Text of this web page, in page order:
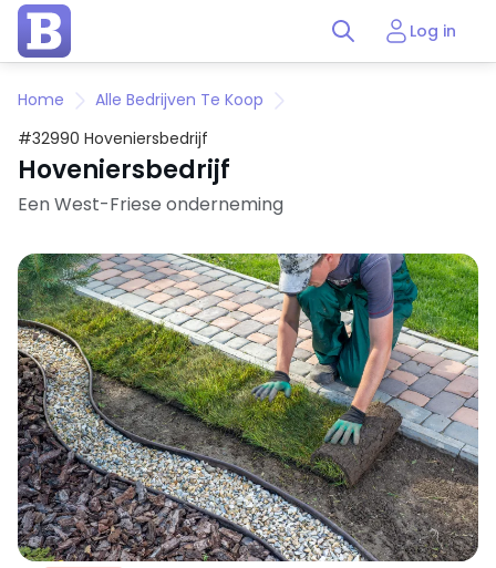
Log in
Home
Alle Bedrijven Te Koop
#32990 Hoveniersbedrijf
Hoveniersbedrijf
Een West-Friese onderneming